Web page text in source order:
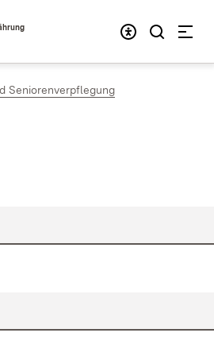
Seniorenverpflegung